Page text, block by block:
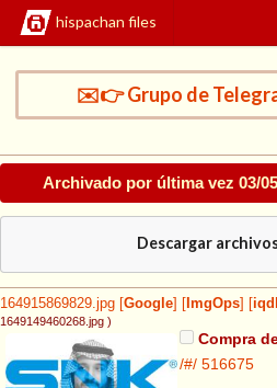
hispachan files
✉️👉 Grupo de
Archivado por última vez 03/
Descargar
164915869829.jpg Google ImgOps
1649149460268.jpg )
Compra
/#/ 516675